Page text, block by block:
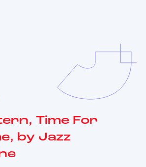
Time For
by Jazz